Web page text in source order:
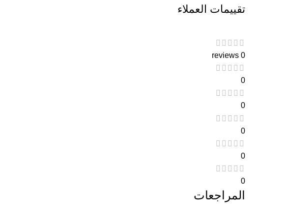
تقييمات العملاء
0 reviews
0
0
0
0
0
المراجعات